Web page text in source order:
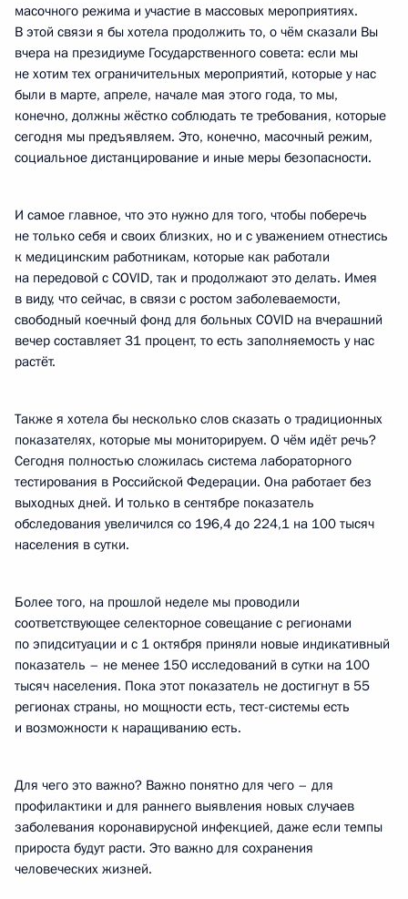
масочного режима и участие в массовых мероприятиях.
В этой связи я бы хотела продолжить то, о чём сказали Вы
вчера на президиуме Государственного совета: если мы
не хотим тех ограничительных мероприятий, которые у нас
были в марте, апреле, начале мая этого года, то мы,
конечно, должны жёстко соблюдать те требования, которые
сегодня мы предъявляем. Это, конечно, масочный режим,
социальное дистанцирование и иные меры безопасности.
И самое главное, что это нужно для того, чтобы поберечь
не только себя и своих близких, но и с уважением отнестись
к медицинским работникам, которые как работали
на передовой с COVID, так и продолжают это делать. Имея
в виду, что сейчас, в связи с ростом заболеваемости,
свободный коечный фонд для больных COVID на вчерашний
вечер составляет 31 процент, то есть заполняемость у нас
растёт.
Также я хотела бы несколько слов сказать о традиционных
показателях, которые мы мониторируем. О чём идёт речь?
Сегодня полностью сложилась система лабораторного
тестирования в Российской Федерации. Она работает без
выходных дней. И только в сентябре показатель
обследования увеличился со 196,4 до 224,1 на 100 тысяч
населения в сутки.
Более того, на прошлой неделе мы проводили
соответствующее селекторное совещание с регионами
по эпидситуации и с 1 октября приняли новые индикативный
показатель – не менее 150 исследований в сутки на 100
тысяч населения. Пока этот показатель не достигнут в 55
регионах страны, но мощности есть, тест-системы есть
и возможности к наращиванию есть.
Для чего это важно? Важно понятно для чего – для
профилактики и для раннего выявления новых случаев
заболевания коронавирусной инфекцией, даже если темпы
прироста будут расти. Это важно для сохранения
человеческих жизней.